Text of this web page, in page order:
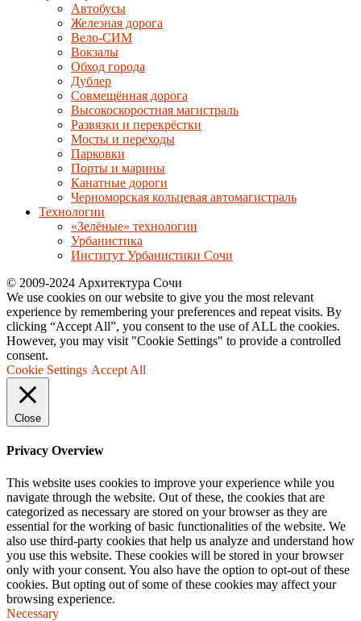
Автобусы
Железная дорога
Вело-СИМ
Вокзалы
Обход города
Дублер
Совмещённая дорога
Высокоскоростная магистраль
Развязки и перекрёстки
Мосты и переходы
Парковки
Порты и марины
Канатные дороги
Черноморская кольцевая автомагистраль
Технологии
«Зелёные» технологии
Урбанистика
Институт Урбанистики Сочи
© 2009-2024 Архитектура Сочи
We use cookies on our website to give you the most relevant
experience by remembering your preferences and repeat visits. By
clicking “Accept All”, you consent to the use of ALL the cookies.
However, you may visit "Cookie Settings" to provide a controlled
consent.
Cookie Settings Accept All
Close
Privacy Overview
This website uses cookies to improve your experience while you
navigate through the website. Out of these, the cookies that are
categorized as necessary are stored on your browser as they are
essential for the working of basic functionalities of the website. We
also use third-party cookies that help us analyze and understand how
you use this website. These cookies will be stored in your browser
only with your consent. You also have the option to opt-out of these
cookies. But opting out of some of these cookies may affect your
browsing experience.
Necessary